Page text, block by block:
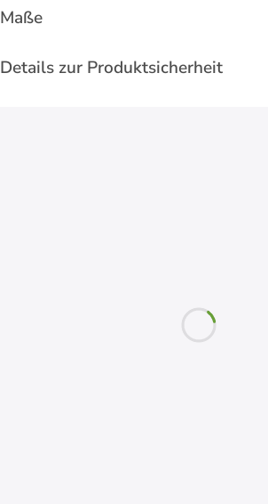
Maße
Details zur Produktsicherheit